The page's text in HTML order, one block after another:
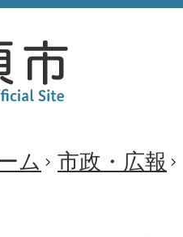
ム 市政・広報